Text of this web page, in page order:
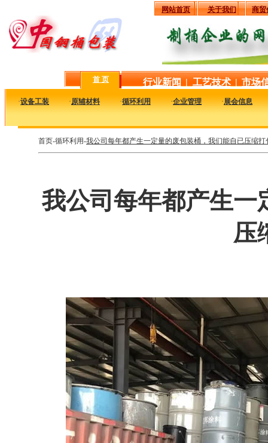
网站首页 关于我们 商贸
首 页 行业新闻 | 工艺技术 | 市场
·设备工装 ·原辅材料 ·循环利用 ·企业管理 ·展会信息
首页-循环利用-我公司每年都产生一定量的废包装桶，我们能自已压缩打
我公司每年都产生一
压